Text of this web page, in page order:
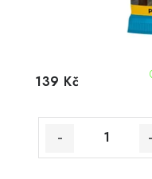
139 Kč